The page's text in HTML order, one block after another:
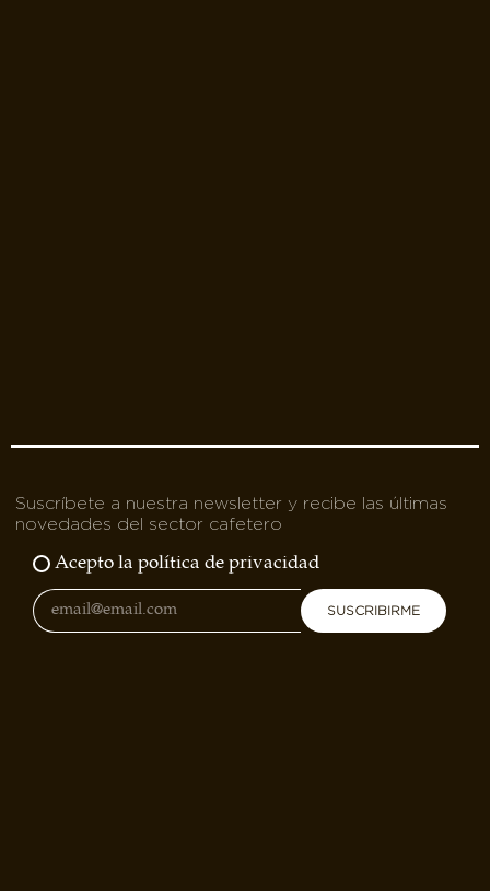
Suscríbete a nuestra newsletter y recibe las últimas
novedades del sector cafetero
Acepto la política de privacidad
SUSCRIBIRME